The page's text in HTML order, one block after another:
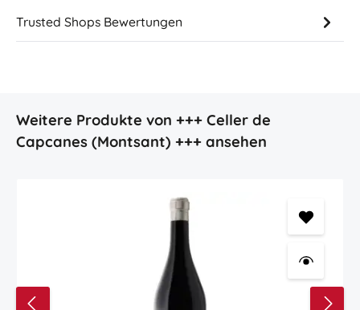
Trusted Shops Bewertungen
Produktgalerie überspringen
Weitere Produkte von +++ Celler de
Capcanes (Montsant) +++ ansehen